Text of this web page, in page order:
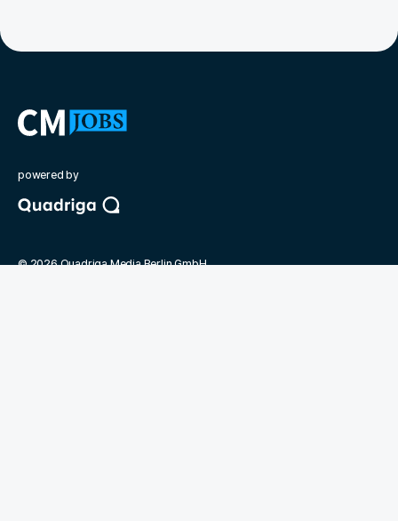
powered by
©2026Quadriga Media Berlin GmbH